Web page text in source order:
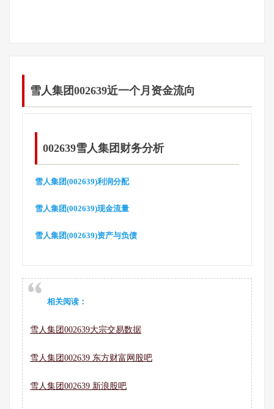
雪人集团002639近一个月资金流向
002639雪人集团财务分析
雪人集团(002639)利润分配
雪人集团(002639)现金流量
雪人集团(002639)资产与负债
相关阅读：
雪人集团002639大宗交易数据
雪人集团002639 东方财富网股吧
雪人集团002639 新浪股吧